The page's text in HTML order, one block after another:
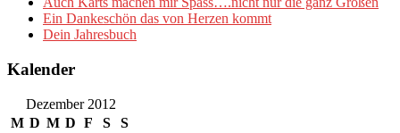
Ein Dankeschön das von Herzen kommt
Dein Jahresbuch
Kalender
Dezember 2012
M D M D F S
S